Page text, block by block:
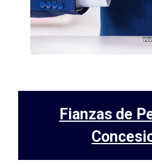
Fianzas de